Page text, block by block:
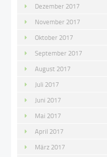
Dezember 2017
November 2017
Oktober 2017
September 2017
August 2017
Juli 2017
Juni 2017
Mai 2017
April 2017
März 2017